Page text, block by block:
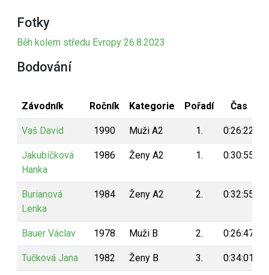
Fotky
Běh kolem středu Evropy 26.8.2023
Bodování
Závodník Ročník Kategorie Pořadí Čas
Vaš David 1990 Muži A2 1. 0:26:22
Jakubíčková
Hanka
1986 Ženy A2 1. 0:30:55
Burianová
Lenka
1984 Ženy A2 2. 0:32:55
Bauer Václav 1978 Muži B 2. 0:26:47
Tučková Jana 1982 Ženy B 3. 0:34:01